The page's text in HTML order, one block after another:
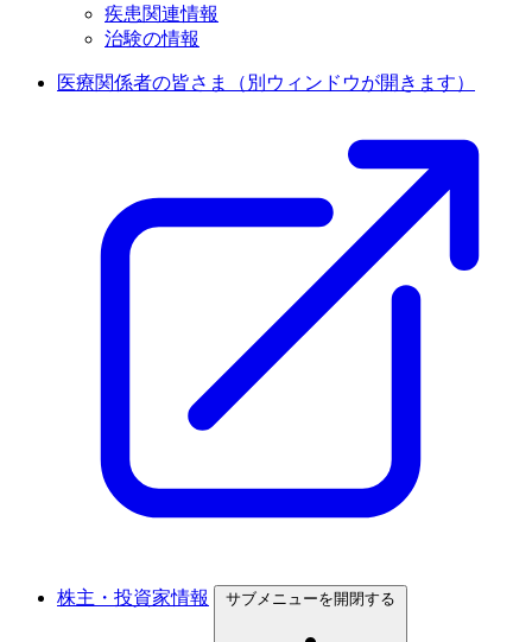
疾患関連情報
治験の情報
医療関係者の皆さま （別ウィンドウが開きます）
株主・投資家情報 サブメニューを開閉する